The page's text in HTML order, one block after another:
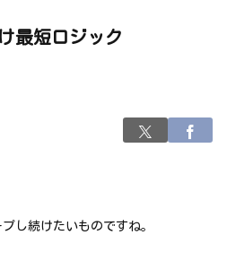
最短ロジック
し続けたいものですね。